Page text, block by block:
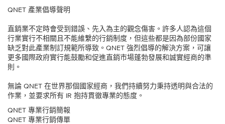
QNET 產業倡導聲明
直銷業不定時會受到錯誤、先入為主的觀念傷害。許多人認為這個
行業實行不相關且不能維繫的行銷制度，但這些都是因為部份國家
缺乏對此產業制訂規範所導致。QNET 強烈倡導的解決方案，可讓
更多國際政府實行能鼓勵和促進直銷市場蓬勃發展和誠實經商的準
則。
無論 QNET 在世界那個國家經商，我們持續努力秉持透明與合法的
作業，並要求所有 IR 抱持貫徹專業的態度。
QNET 專業行銷簡報
QNET 專業行銷傳單